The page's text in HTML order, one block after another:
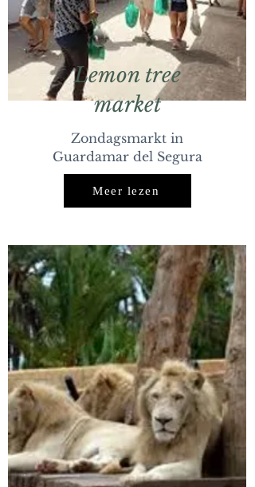
Lemon tree
market
Zondagsmarkt in
Guardamar del Segura
Meer lezen